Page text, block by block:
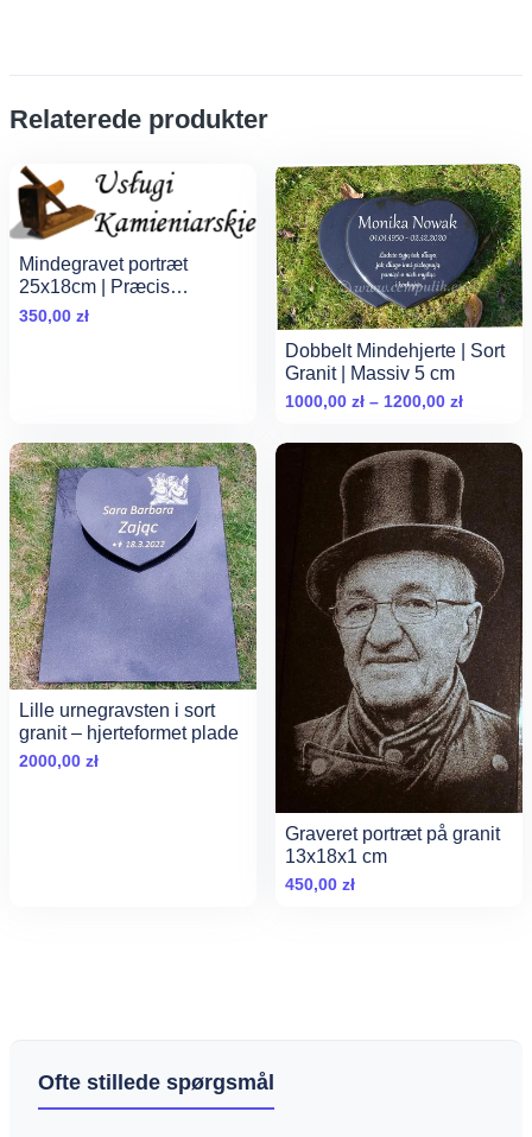
Relaterede produkter
Mindegravet portræt
25x18cm | Præcis
granitgravering | Cempulik
350,00 zł
Dobbelt Mindehjerte | Sort
Granit | Massiv 5 cm
1000,00 zł – 1200,00 złZakres
1000,00
do
1200,00
Lille urnegravsten i sort
granit – hjerteformet plade
2000,00 zł
Graveret portræt på granit
13x18x1 cm
450,00 zł
Ofte stillede spørgsmål